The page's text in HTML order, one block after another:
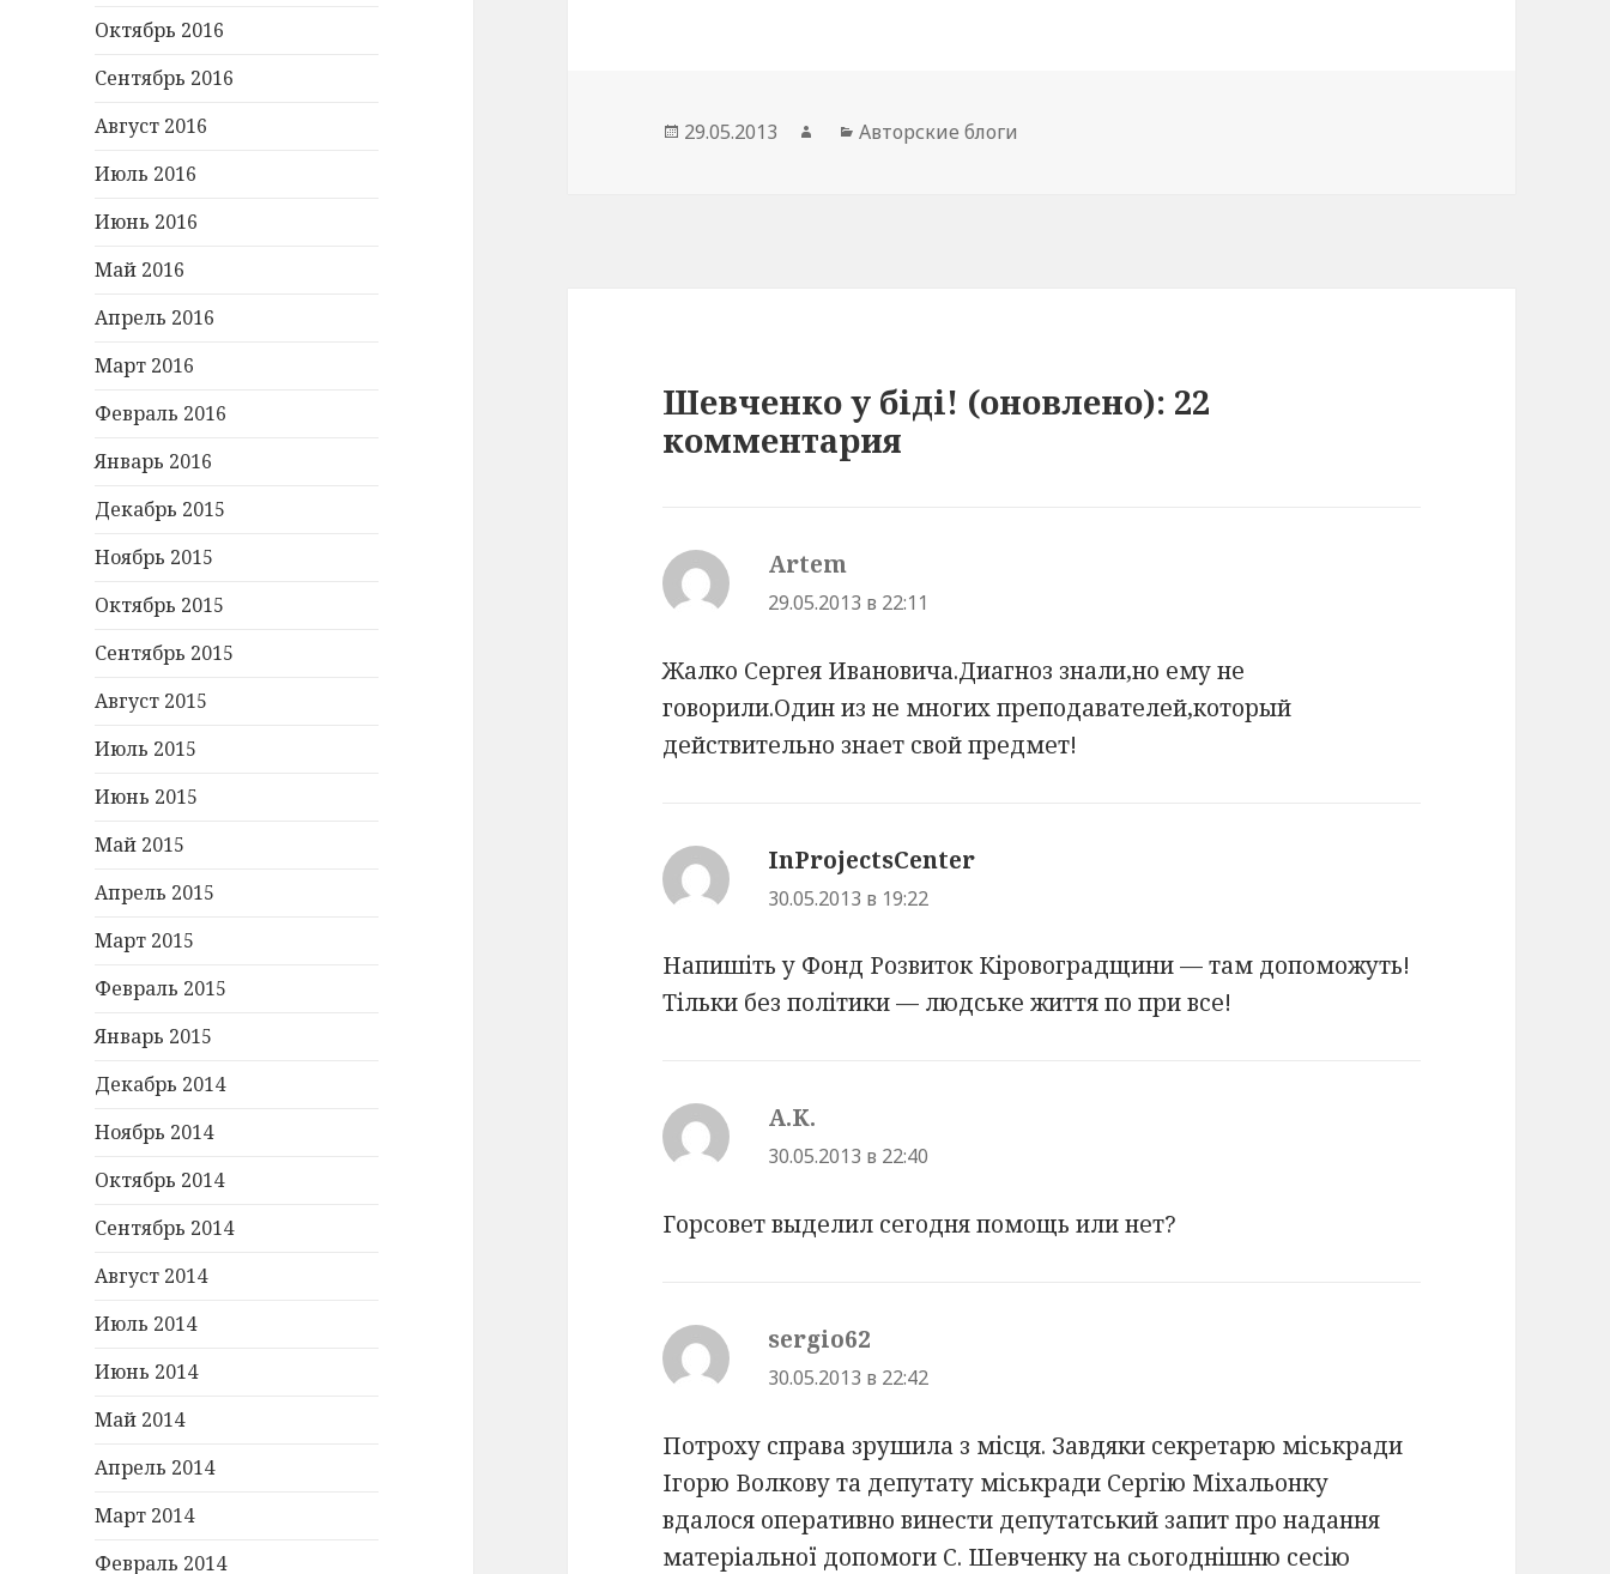
Октябрь 2016
Сентябрь 2016
Август 2016
Июль 2016
Июнь 2016
Май 2016
Апрель 2016
Март 2016
Февраль 2016
Январь 2016
Декабрь 2015
Ноябрь 2015
Октябрь 2015
Сентябрь 2015
Август 2015
Июль 2015
Июнь 2015
Май 2015
Апрель 2015
Март 2015
Февраль 2015
Январь 2015
Декабрь 2014
Ноябрь 2014
Октябрь 2014
Сентябрь 2014
Август 2014
Июль 2014
Июнь 2014
Май 2014
Апрель 2014
Март 2014
Февраль 2014
Опубликовано
29.05.2013 АвторРубрики
Авторские блоги
Шевченко у біді! (оновлено): 22
комментария
Artem
29.05.2013 в 22:11
Жалко Сергея Ивановича.Диагноз знали,но ему не
говорили.Один из не многих преподавателей,который
действительно знает свой предмет!
InProjectsCenter
30.05.2013 в 19:22
Напишіть у Фонд Розвиток Кіровоградщини — там допоможуть!
Тільки без політики — людське життя по при все!
A.K.
30.05.2013 в 22:40
Горсовет выделил сегодня помощь или нет?
sergio62
30.05.2013 в 22:42
Потроху справа зрушила з місця. Завдяки секретарю міськради
Ігорю Волкову та депутату міськради Сергію Міхальонку
вдалося оперативно винести депутатський запит про надання
матеріальної допомоги С. Шевченку на сьогоднішню сесію